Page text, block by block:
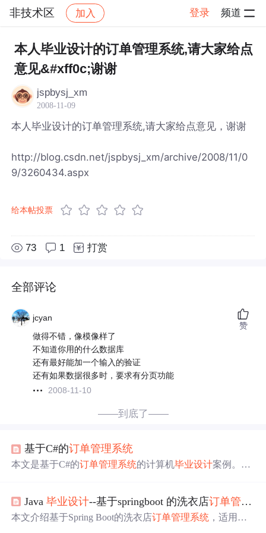
非技术区 加入 登录 频道
社区 非技术区 帖子详情
本人毕业设计的订单管理系统,请大家给点
意见&#xff0c;谢谢
jspbysj_xm
2008-11-09
本人毕业设计的订单管理系统,请大家给点意见，谢谢
http://blog.csdn.net/jspbysj_xm/archive/2008/11/0
9/3260434.aspx
给本帖投票
73 1 打赏
全部评论
jcyan
做得不错，像模像样了
不知道你用的什么数据库
还有最好能加一个输入的验证
还有如果数据很多时，要求有分页功能
2008-11-10
赞
——到底了——
基于C#的订单管理系统
本文是基于C#的订单管理系统的计算机毕业设计案例。介
测试。该系统能高效管理企业订单，提高工作效率，有广
泛应用前景。
Java毕业设计--基于springboot 的洗衣店订单管理系统
本文介绍基于Spring Boot的洗衣店订单管理系统 ，适用于J